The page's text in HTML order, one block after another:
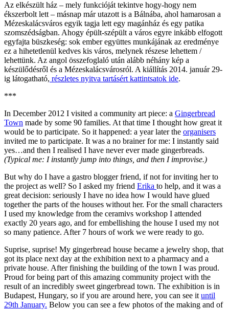
Az elkészült ház – mely funkcióját tekintve hogy-hogy nem
ékszerbolt lett – másnap már utazott is a Bálnába, ahol hamarosan a
Mézeskalácsváros egyik tagja lett egy magánház és egy patika
szomszédságban. Ahogy épült-szépült a város egyre inkább elfogott
egyfajta büszkeség: sok ember együttes munkájának az eredménye
ez a hihetetlenül kedves kis város, melynek részese lehettem /
lehettünk. Az angol összefoglaló után alább néhány kép a
készülődésről és a Mézeskalácsvárosról. A kiállítás 2014. január 29-
ig látogatható, részletes nyitva tartásért kattintsatok ide.
***
In December 2012 I visited a community art piece: a Gingerbread
Town made by some 90 families. At that time I thought how great it
would be to participate. So it happened: a year later the organisers
invited me to participate. It was a no brainer for me: I instantly said
yes…and then I realised I have never ever made gingerbreads.
(Typical me: I instantly jump into things, and then I improvise.)
But why do I have a gastro blogger friend, if not for inviting her to
the project as well? So I asked my friend Erika to help, and it was a
great decision: seriously I have no idea how I would have glued
together the parts of the houses without her. For the small characters
I used my knowledge from the ceramivs workshop I attended
exactly 20 years ago, and for embellishing the house I used my not
so many patience. After 7 hours of work we were ready to go.
Suprise, suprise! My gingerbread house became a jewelry shop, that
got its place next day at the exhibition next to a pharmacy and a
private house. After finishing the building of the town I was proud.
Proud for being part of this amazing community project with the
result of an incredibly sweet gingerbread town. The exhibition is in
Budapest, Hungary, so if you are around here, you can see it until
29th January. Below you can see a few photos of the making and of